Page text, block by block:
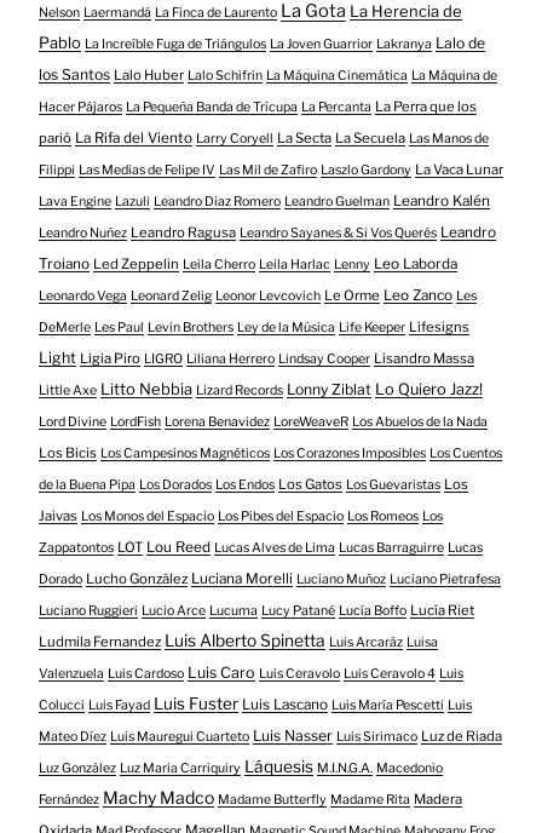
Nelson Laermandá La Finca de Laurento La Gota La Herencia de
Pablo La Increíble Fuga de Triángulos La Joven Guarrior Lakranya Lalo de
los Santos Lalo Huber Lalo Schifrin La Máquina Cinemática La Máquina de
Hacer Pájaros La Pequeña Banda de Trícupa La Percanta La Perra que los
parió La Rifa del Viento Larry Coryell La Secta La Secuela Las Manos de
Filippi Las Medias de Felipe IV Las Mil de Zafiro Laszlo Gardony La Vaca Lunar
Lava Engine Lazuli Leandro Diaz Romero Leandro Guelman Leandro Kalén
Leandro Nuñez Leandro Ragusa Leandro Sayanes & Si Vos Querés Leandro
Troiano Led Zeppelin Leila Cherro Leila Harlac Lenny Leo Laborda
Leonardo Vega Leonard Zelig Leonor Levcovich Le Orme Leo Zanco Les
DeMerle Les Paul Levin Brothers Ley de la Música Life Keeper Lifesigns
Light Ligia Piro LIGRO Liliana Herrero Lindsay Cooper Lisandro Massa
Little Axe Litto Nebbia Lizard Records Lonny Ziblat Lo Quiero Jazz!
Lord Divine LordFish Lorena Benavidez LoreWeaveR Los Abuelos de la Nada
Los Bicis Los Campesinos Magnéticos Los Corazones Imposibles Los Cuentos
de la Buena Pipa Los Dorados Los Endos Los Gatos Los Guevaristas Los
Jaivas Los Monos del Espacio Los Pibes del Espacio Los Romeos Los
Zappatontos LOT Lou Reed Lucas Alves de Lima Lucas Barraguirre Lucas
Dorado Lucho González Luciana Morelli Luciano Muñoz Luciano Pietrafesa
Luciano Ruggieri Lucio Arce Lucuma Lucy Patané Lucía Boffo Lucía Riet
Ludmila Fernandez Luis Alberto Spinetta Luis Arcaráz Luisa
Valenzuela Luis Cardoso Luis Caro Luis Ceravolo Luis Ceravolo 4 Luis
Colucci Luis Fayad Luis Fuster Luis Lascano Luis María Pescetti Luis
Mateo Díez Luis Mauregui Cuarteto Luis Nasser Luis Sirimaco Luz de Riada
Luz González Luz Maria Carriquiry Láquesis M.I.N.G.A. Macedonio
Fernández Machy Madco Madame Butterfly Madame Rita Madera